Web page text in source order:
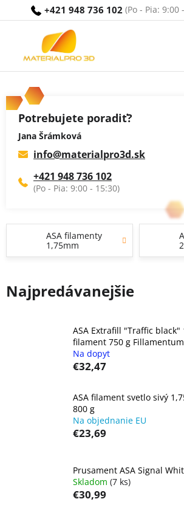
+421 948 736 102
Potrebujete poradiť?
Jana Šrámková
info@materialpro3d.sk
+421 948 736 102
ASA filamenty
1,75mm
Najpredávanejšie
ASA Extrafill "Traffic black"
filament 750 g Fillamentum
Na dopyt
€32,47
ASA filament svetlo sivý
800 g
Na objednanie EU
€23,69
Prusament ASA Signal
Skladom (7 ks)
€30,99